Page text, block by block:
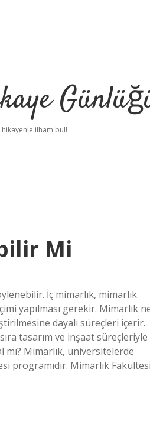
hikayenle ilham bul!
Mi
İç mimarlık, mimarlık
yapılması gerekir. Mimarlık
dayalı süreçleri içerir.
tasarım ve inşaat süreçleriyle
mı? Mimarlık, üniversitelerde
programıdır. Mimarlık